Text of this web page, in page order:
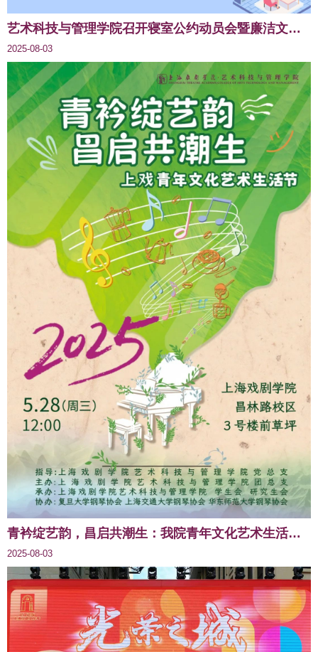
艺术科技与管理学院召开寝室公约动员会暨廉洁文明寝室评比启动仪式
2025-08-03
青衿绽艺韵，昌启共潮生：我院青年文化艺术生活节圆满收官！
2025-08-03